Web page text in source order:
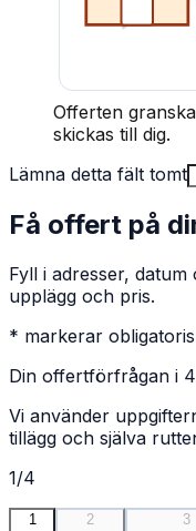
Offerten
skickas till dig.
Lämna detta fält tomt
Få offert på
Fyll i adresser,
upplägg och pris.
* markerar
Din offertförfrågan i
Vi använder
tillägg och själva
1/4
1 2 3